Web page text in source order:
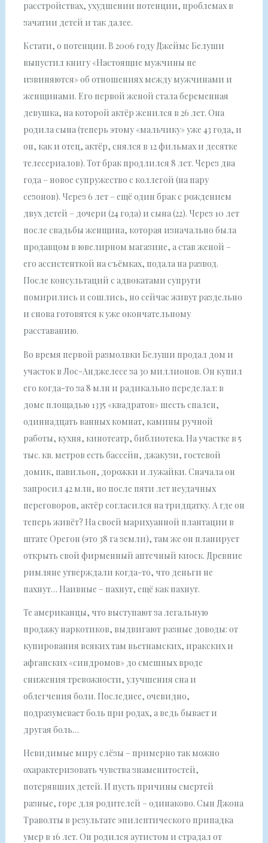
расстройствах, ухудшении потенции, проблемах в
зачатии детей и так далее.
Кстати, о потенции. В 2006 году Джеймс Белуши
выпустил книгу «Настоящие мужчины не
извиняются» об отношениях между мужчинами и
женщинами. Его первой женой стала беременная
девушка, на которой актёр женился в 26 лет. Она
родила сына (теперь этому «мальчику» уже 43 года, и
он, как и отец, актёр, снялся в 12 фильмах и десятке
телесериалов). Тот брак продлился 8 лет. Через два
года – новое супружество с коллегой (на пару
сезонов). Через 6 лет – ещё один брак с рождением
двух детей – дочери (24 года) и сына (22). Через 10 лет
после свадьбы женщина, которая изначально была
продавцом в ювелирном магазине, а став женой –
его ассистенткой на съёмках, подала на развод.
После консультаций с адвокатами супруги
помирились и сошлись, но сейчас живут раздельно
и снова готовятся к уже окончательному
расставанию.
Во время первой размолвки Белуши продал дом и
участок в Лос-Анджелесе за 30 миллионов. Он купил
его когда-то за 8 млн и радикально переделал: в
доме площадью 1335 «квадратов» шесть спален,
одиннадцать ванных комнат, камины ручной
работы, кухня, кинотеатр, библиотека. На участке в 5
тыс. кв. метров есть бассейн, джакузи, гостевой
домик, павильон, дорожки и лужайки. Сначала он
запросил 42 млн, но после пяти лет неудачных
переговоров, актёр согласился на тридцатку. А где он
теперь живёт? На своей марихуанной плантации в
штате Орегон (это 38 га земли), там же он планирует
открыть свой фирменный аптечный киоск. Древние
римляне утверждали когда-то, что деньги не
пахнут… Наивные – пахнут, ещё как пахнут.
Те американцы, что выступают за легальную
продажу наркотиков, выдвигают разные доводы: от
купирования всяких там вьетнамских, иракских и
афганских «синдромов» до смешных вроде
снижения тревожности, улучшения сна и
облегчения боли. Последнее, очевидно,
подразумевает боль при родах, а ведь бывает и
другая боль…
Невидимые миру слёзы – примерно так можно
охарактеризовать чувства знаменитостей,
потерявших детей. И пусть причины смертей
разные, горе для родителей – одинаково. Сын Джона
Траволты в результате эпилептического припадка
умер в 16 лет. Он родился аутистом и страдал от